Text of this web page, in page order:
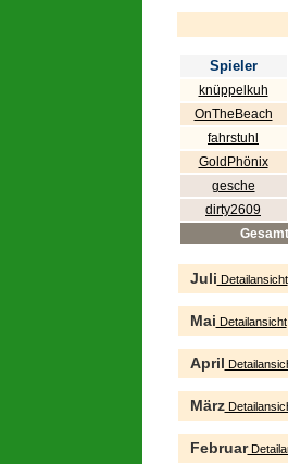
Spieler
knüppelkuh
OnTheBeach
fahrstuhl
GoldPhönix
gesche
dirty2609
Gesamt
Juli Detailansicht
Mai Detailansicht
April
März
Februar